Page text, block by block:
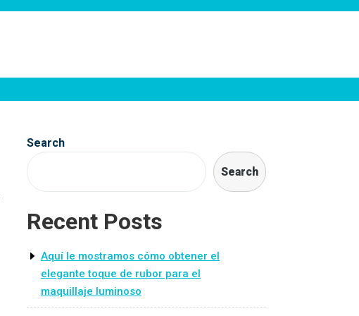
Search
Search
Recent Posts
Aquí le mostramos cómo obtener el
elegante toque de rubor para el
maquillaje luminoso